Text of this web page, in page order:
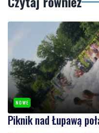
NOWE
Piknik nad Łupawą